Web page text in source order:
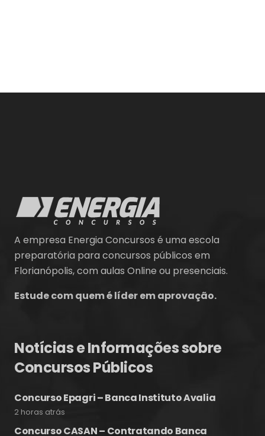
A empresa Energia Concursos é uma escola
preparatória para concursos públicos em
Florianópolis, com aulas Online ou presenciais.
Estude com quem é líder em aprovação.
Notícias e Informações sobre
Concursos Públicos
Concurso Epagri – Banca Instituto Avalia
2 horas atrás
Concurso CASAN – Contratando Banca